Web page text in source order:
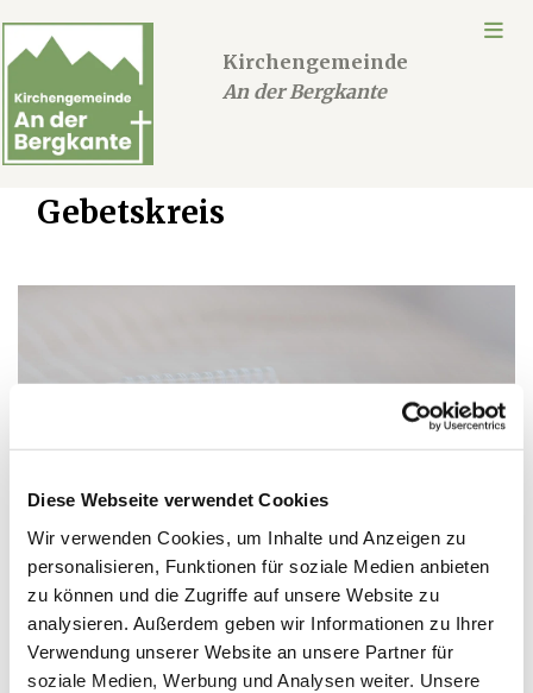
Diese Webseite verwendet Cookies
Wir verwenden Cookies, um Inhalte und Anzeigen zu
personalisieren, Funktionen für soziale Medien anbieten
zu können und die Zugriffe auf unsere Website zu
analysieren. Außerdem geben wir Informationen zu Ihrer
Verwendung unserer Website an unsere Partner für
soziale Medien, Werbung und Analysen weiter. Unsere
Kirchengemeinde
An der Bergkante
Gebetskreis
Sonntag, 9. November 2025, 20:00